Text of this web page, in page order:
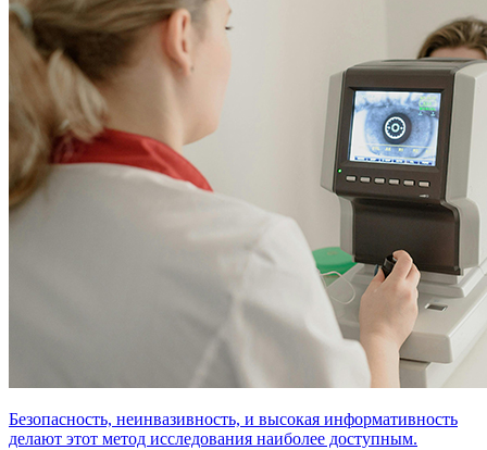
Безопасность, неинвазивность, и высокая информативность
делают этот метод исследования наиболее доступным.